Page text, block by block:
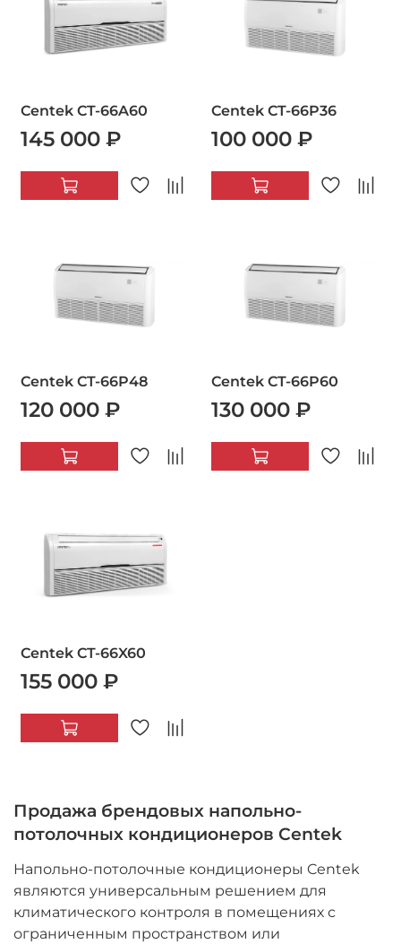
Centek CT-66A60
145 000 ₽
Centek CT-66P36
100 000 ₽
Centek CT-66P48
120 000 ₽
Centek CT-66P60
130 000 ₽
Centek CT-66X60
155 000 ₽
Продажа брендовых напольно-
потолочных кондиционеров Centek
Напольно-потолочные кондиционеры Centek
являются универсальным решением для
климатического контроля в помещениях с
ограниченным пространством или